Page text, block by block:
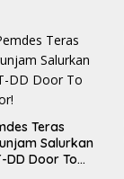
Teras
Salurkan
DD Door To